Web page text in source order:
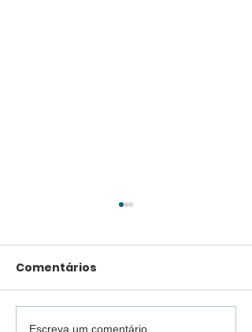
Comentários
Escreva um comentário